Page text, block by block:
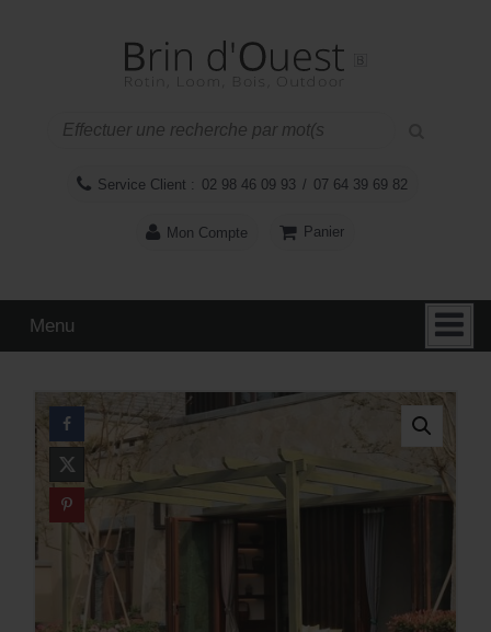
Service Client : 02 98 46 09 93 / 07 64 39 69 82
Mon Compte Panier
Menu